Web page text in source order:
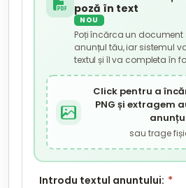
poză în text
NOU
Poți încărca un
anunțul tău, iar sistemul
textul și îl va completa în
Click pentru a
PNG și extragem
sau trage
Introdu textul anuntului: *